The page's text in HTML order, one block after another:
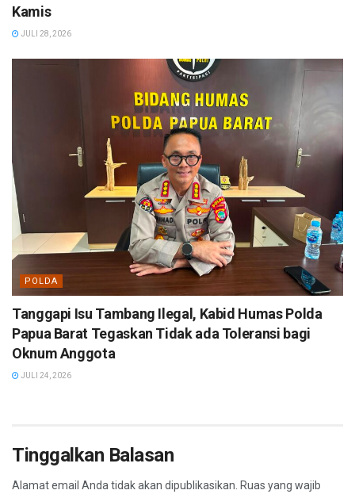
Kamis
JULI 28, 2026
POLDA
Tanggapi Isu Tambang Ilegal, Kabid Humas Polda
Papua Barat Tegaskan Tidak ada Toleransi bagi
Oknum Anggota
JULI 24, 2026
Tinggalkan Balasan
Alamat email Anda tidak akan dipublikasikan. Ruas yang wajib